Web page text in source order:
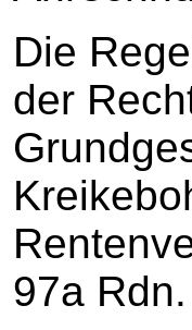
Die
der
97a